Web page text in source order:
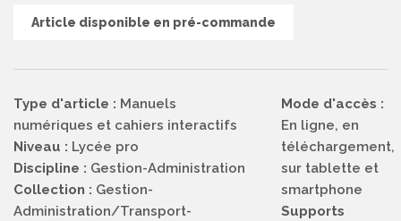
Article disponible en pré-commande
Type d'article : Manuels
numériques et cahiers interactifs
Niveau : Lycée pro
Discipline : Gestion-Administration
Collection : Gestion-
Administration/Transport-
Mode d'accès :
En ligne, en
téléchargement,
sur tablette et
smartphone
Supports